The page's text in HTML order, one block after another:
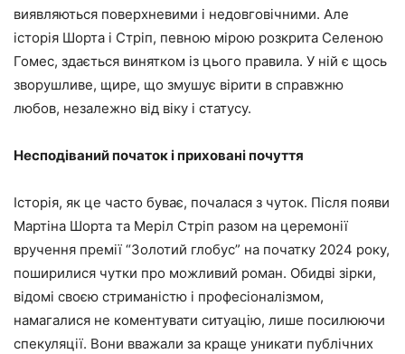
виявляються поверхневими і недовговічними. Але
історія Шорта і Стріп, певною мірою розкрита Селеною
Гомес, здається винятком із цього правила. У ній є щось
зворушливе, щире, що змушує вірити в справжню
любов, незалежно від віку і статусу.
Несподіваний початок і приховані почуття
Історія, як це часто буває, почалася з чуток. Після появи
Мартіна Шорта та Меріл Стріп разом на церемонії
вручення премії “Золотий глобус” на початку 2024 року,
поширилися чутки про можливий роман. Обидві зірки,
відомі своєю стриманістю і професіоналізмом,
намагалися не коментувати ситуацію, лише посилюючи
спекуляції. Вони вважали за краще уникати публічних